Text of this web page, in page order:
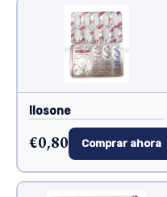
Ilosone
€0,80 Comprar ahora